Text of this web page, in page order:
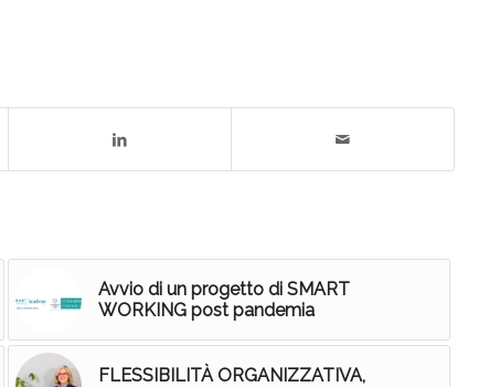
Avvio di un progetto di SMART
WORKING post pandemia
FLESSIBILITÀ ORGANIZZATIVA,